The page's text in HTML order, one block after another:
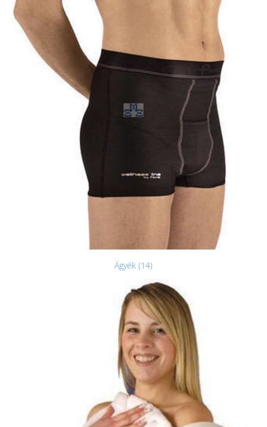
Ágyék (14)